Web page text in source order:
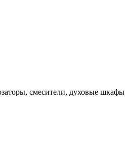
смесители, духовые шкафы